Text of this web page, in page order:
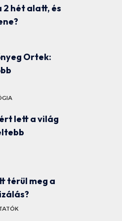
hét alatt, és
Ortek:
lett a világ
térül meg a